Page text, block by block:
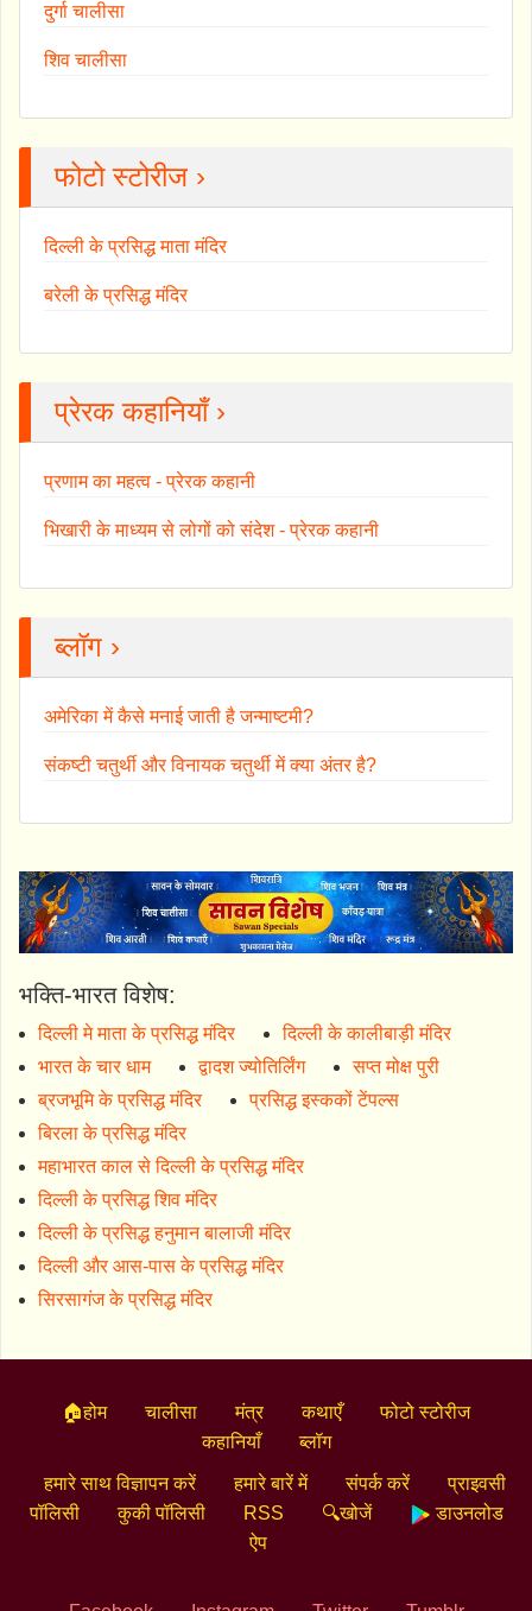
दुर्गा चालीसा
शिव चालीसा
फोटो स्टोरीज ›
दिल्ली के प्रसिद्ध माता मंदिर
बरेली के प्रसिद्ध मंदिर
प्रेरक कहानियाँ ›
प्रणाम का महत्व - प्रेरक कहानी
भिखारी के माध्यम से लोगों को संदेश - प्रेरक कहानी
ब्लॉग ›
अमेरिका में कैसे मनाई जाती है जन्माष्टमी?
संकष्टी चतुर्थी और विनायक चतुर्थी में क्या अंतर है?
भक्ति-भारत विशेष:
दिल्ली मे माता के प्रसिद्ध मंदिर
दिल्ली के कालीबाड़ी मंदिर
भारत के चार धाम
द्वादश ज्योतिर्लिंग
सप्त मोक्ष पुरी
ब्रजभूमि के प्रसिद्ध मंदिर
प्रसिद्ध इस्ककों टेंपल्स
बिरला के प्रसिद्ध मंदिर
महाभारत काल से दिल्ली के प्रसिद्ध मंदिर
दिल्ली के प्रसिद्ध शिव मंदिर
दिल्ली के प्रसिद्ध हनुमान बालाजी मंदिर
दिल्ली और आस-पास के प्रसिद्ध मंदिर
सिरसागंज के प्रसिद्ध मंदिर
🏠होम चालीसा मंत्र कथाएँ
फोटो स्टोरीज
कहानियाँ
ब्लॉग
हमारे साथ विज्ञापन करें हमारे बारें में संपर्क करें
प्राइवसी
पॉलिसी
कुकी पॉलिसी RSS 🔍खोजें
डाउनलोड
ऐप